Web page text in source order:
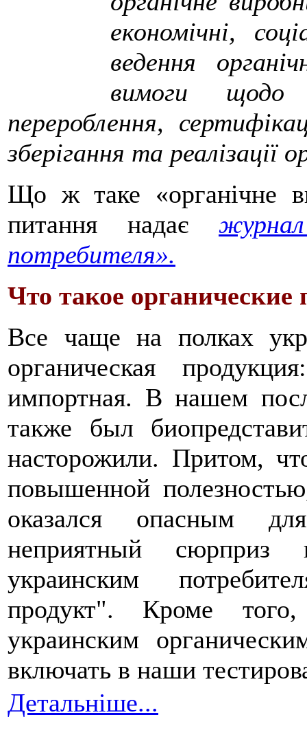
економічні,
ведення
вимоги щодо
перероблення,
зберігання та реалізації
Що ж таке «органічне
питання надає
потребителя».
Что такое органические
Все чаще на полках
органическая
импортная. В нашем
также был
насторожили. Притом,
повышенной
оказался опасным
неприятный сюрприз
украинским
продукт". Кроме
украинским
включать в наши
Детальніше...